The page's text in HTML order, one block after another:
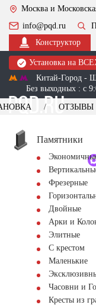
Москва и
info@pqd.ru
Конструктор
Установка на
Китай-Город -
Без выходных : с
+7 (495) 518-
Обратный звонок
ОТЗЫВЫ
Памятники
Фрезерные
Двойные
Арки и
Элитные
С крестом
Маленькие
Часовни и
Кресты из